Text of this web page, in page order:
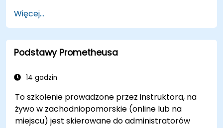
pulpity nawigacyjne w Grafana.
Monitorować metryki systemowe i
wizualizować dane za pomocą Prometheus.
Więcej...
Podstawy Prometheusa
14 godzin
To szkolenie prowadzone przez instruktora, na
żywo w zachodniopomorskie (online lub na
miejscu) jest skierowane do administratorów